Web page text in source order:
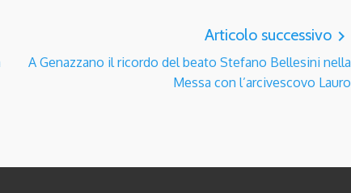
Articolo successivo navigate_next
A Genazzano il ricordo del beato Stefano Bellesini nella
Messa con l’arcivescovo Lauro